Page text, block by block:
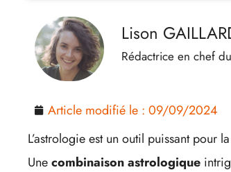
Lison
Rédactrice en chef
Article modifié le : 09/09/2024
L’astrologie est un outil puissant pour
Unecombinaison astrologique